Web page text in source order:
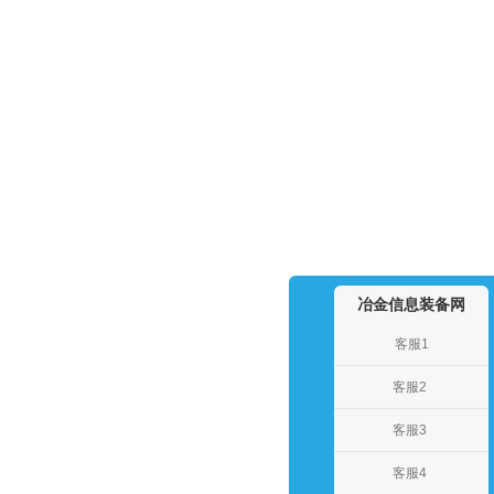
冶金信息装备网
客服1
客服2
客服3
客服4